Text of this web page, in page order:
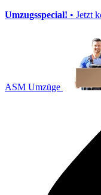
Umzugsspecial! • Jetzt
ASM Umzüge